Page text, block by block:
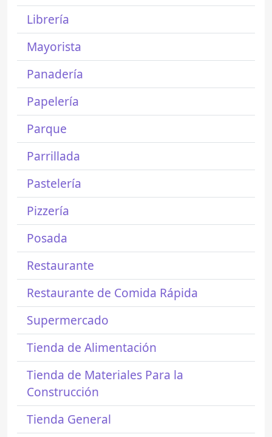
Librería
Mayorista
Panadería
Papelería
Parque
Parrillada
Pastelería
Pizzería
Posada
Restaurante
Restaurante de Comida Rápida
Supermercado
Tienda de Alimentación
Tienda de Materiales Para la
Construcción
Tienda General